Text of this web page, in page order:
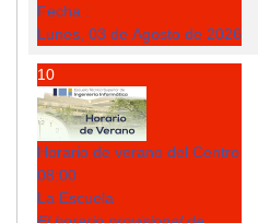
Fecha :
Lunes, 03 de Agosto de 2026
10
Horario de verano del Centro
08:00
La Escuela